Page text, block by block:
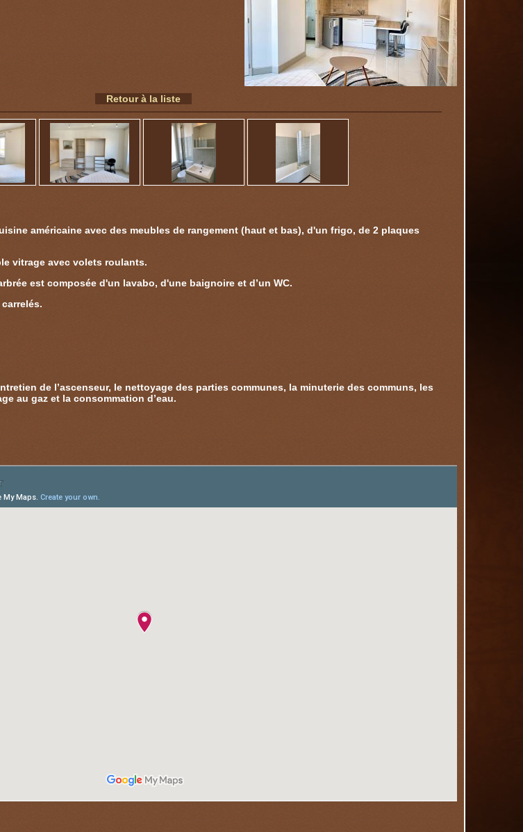
Retour à la liste
américaine avec des meubles de rangement (haut et bas), d'un frigo, de 2 plaques
vitrage avec volets roulants.
est composée d'un lavabo, d'une baignoire et d’un WC.
de l’ascenseur, le nettoyage des parties communes, la minuterie des communs, les
au gaz et la consommation d’eau.